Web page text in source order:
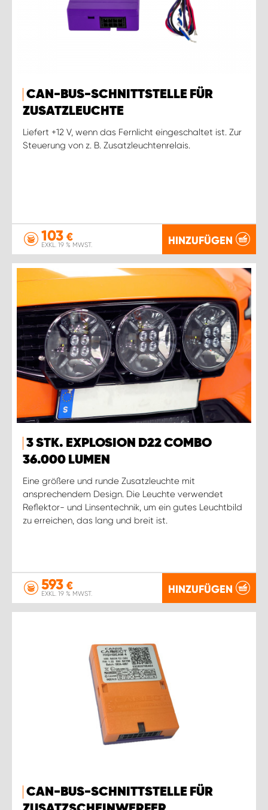
CAN-BUS-SCHNITTSTELLE FÜR
ZUSATZLEUCHTE
Liefert +12 V, wenn das Fernlicht eingeschaltet ist. Zur
Steuerung von z. B. Zusatzleuchtenrelais.
103 €
EXKL. 19 % MWST. HINZUFÜGEN
3 STK. EXPLOSION D22 COMBO
36.000 LUMEN
Eine größere und runde Zusatzleuchte mit
ansprechendem Design. Die Leuchte verwendet
Reflektor- und Linsentechnik, um ein gutes Leuchtbild
zu erreichen, das lang und breit ist.
593 €
EXKL. 19 % MWST. HINZUFÜGEN
CAN-BUS-SCHNITTSTELLE FÜR